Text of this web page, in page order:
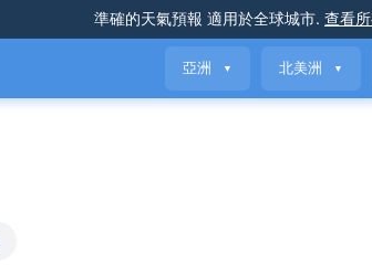
準確的天氣預報 適用於全球城市. 查看
亞洲 ▼ 北美洲 ▼